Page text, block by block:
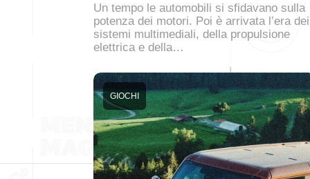
Un tempo le automobili si sfidavano sulla
potenza dei motori. Poi è arrivata l’era dei
sistemi multimediali, della propulsione
elettrica e della…
GIOCHI